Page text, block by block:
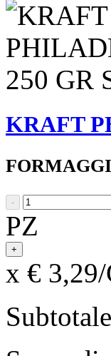
KRAFT
FORMAGGI
-
PZ
+
x €
Subtotale